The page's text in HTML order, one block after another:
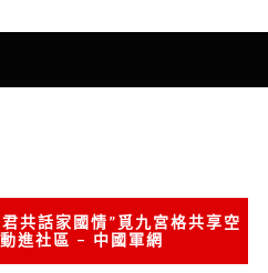
共話家國情”覓九宮格共享空
進社區 – 中國軍網